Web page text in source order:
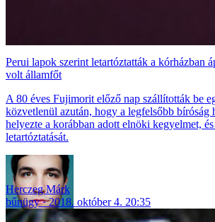
Perui lapok szerint letartóztatták a kórházban
volt államfőt
A 80 éves Fujimorit előző nap szállították be
közvetlenül azután, hogy a legfelsőbb bíróság
helyezte a korábban adott elnöki kegyelmet,
letartóztatását.
Herczeg Márk
bűnügy
2018. október 4. 20:35